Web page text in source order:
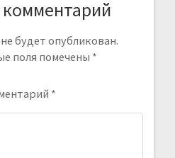
будет опубликован.
поля помечены *
*